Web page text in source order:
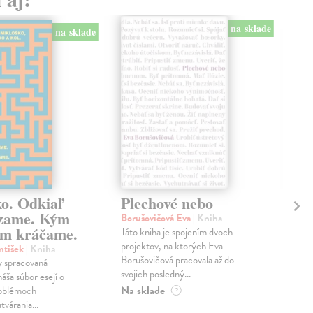
na sklade
Odkiaľ
Kým
kráčame.
| Kniha
súbor esejí o
na sklade
Plechové nebo
Borušovičová Eva| Kniha
Táto kniha je spojením dvoch
projektov, na ktorých Eva
Borušovičová pracovala až do
svojich posledný...
Na sklade ?